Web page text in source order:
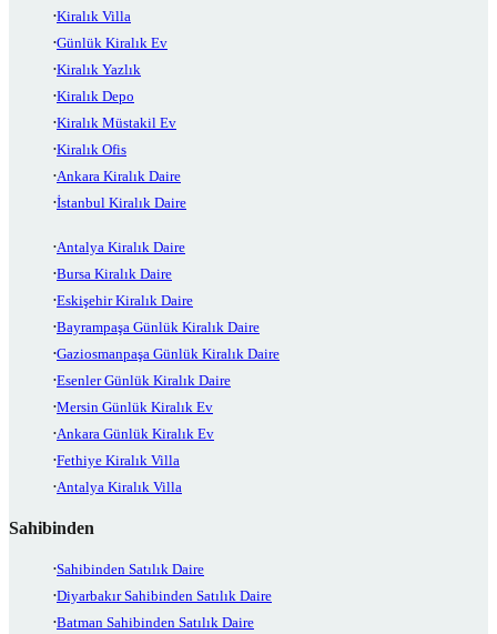
Kiralık Villa
Günlük Kiralık Ev
Kiralık Yazlık
Kiralık Depo
Kiralık Müstakil Ev
Kiralık Ofis
Ankara Kiralık Daire
İstanbul Kiralık Daire
Antalya Kiralık Daire
Bursa Kiralık Daire
Eskişehir Kiralık Daire
Bayrampaşa Günlük Kiralık Daire
Gaziosmanpaşa Günlük Kiralık Daire
Esenler Günlük Kiralık Daire
Mersin Günlük Kiralık Ev
Ankara Günlük Kiralık Ev
Fethiye Kiralık Villa
Antalya Kiralık Villa
Sahibinden
Sahibinden Satılık Daire
Diyarbakır Sahibinden Satılık Daire
Batman Sahibinden Satılık Daire